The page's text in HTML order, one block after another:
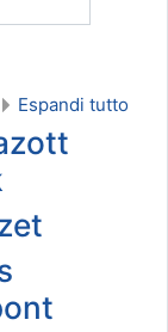
Espandi tutto